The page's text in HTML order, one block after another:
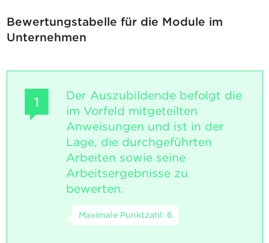
Bewertungstabelle für die Module im
Unternehmen
1
Der Auszubildende befolgt die
im Vorfeld mitgeteilten
Anweisungen und ist in der
Lage, die durchgeführten
Arbeiten sowie seine
Arbeitsergebnisse zu
bewerten.
Maximale Punktzahl: 6